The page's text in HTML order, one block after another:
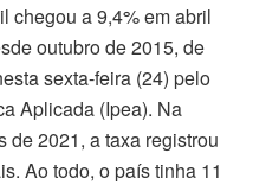
chegou a 9,4% em abril
outubro de 2015, de
sexta-feira (24) pelo
Aplicada (Ipea). Na
de 2021, a taxa registrou
Ao todo, o país tinha 11